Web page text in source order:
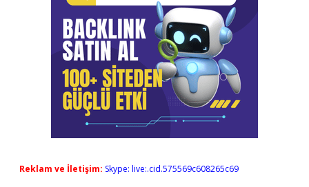
Reklam ve İletişim: Skype: live:.cid.575569c608265c69